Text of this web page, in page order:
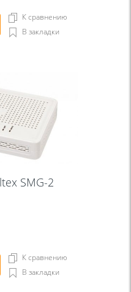
К сравнению
В закладки
SMG-2
К сравнению
В закладки